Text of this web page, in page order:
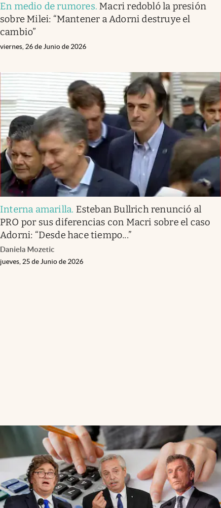
En medio de rumores. Macri redobló la presión
sobre Milei: “Mantener a Adorni destruye el
cambio”
viernes, 26 de Junio de 2026
Interna amarilla. Esteban Bullrich renunció al
PRO por sus diferencias con Macri sobre el caso
Adorni: “Desde hace tiempo...”
Daniela Mozetic
jueves, 25 de Junio de 2026